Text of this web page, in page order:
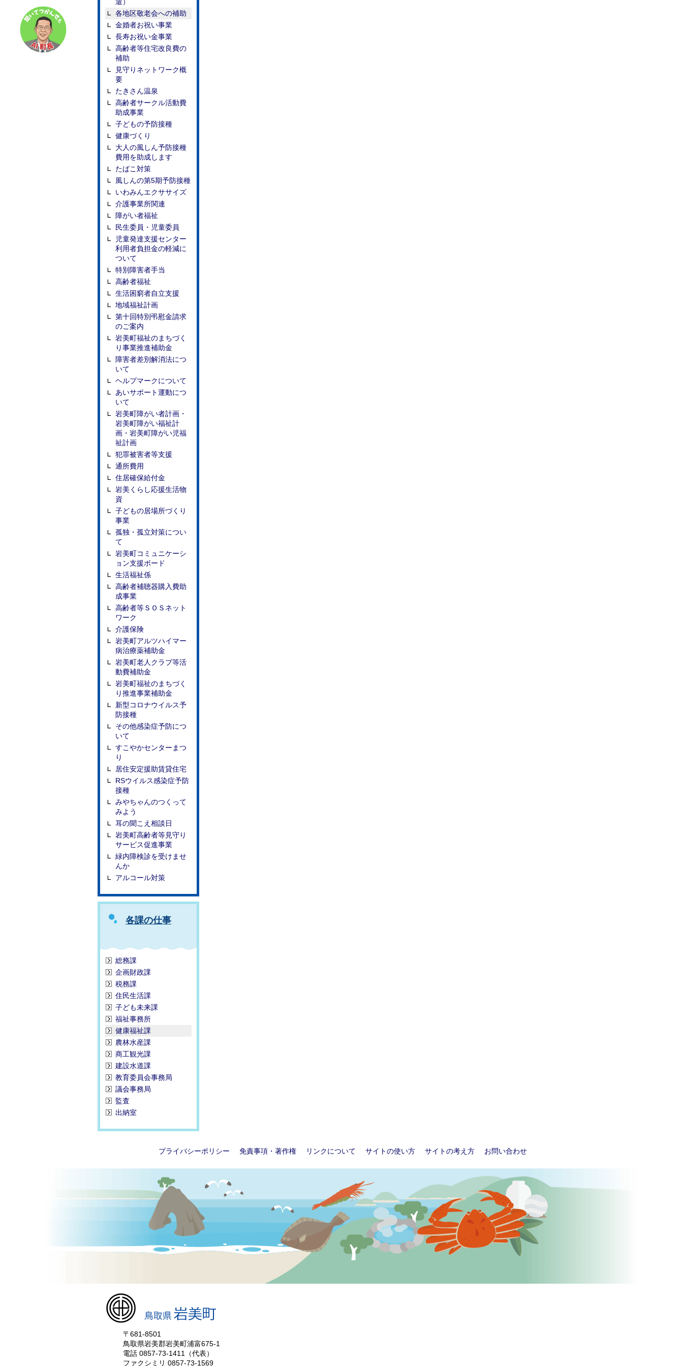
各地区敬老会への補助
金婚者お祝い事業
長寿お祝い金事業
高齢者等住宅改良費の
補助
見守りネットワーク概
要
たきさん温泉
高齢者サークル活動費
助成事業
子どもの予防接種
健康づくり
大人の風しん予防接種
費用を助成します
たばこ対策
風しんの第5期予防接種
いわみんエクササイズ
介護事業所関連
障がい者福祉
民生委員・児童委員
児童発達支援センター
利用者負担金の軽減に
ついて
特別障害者手当
高齢者福祉
生活困窮者自立支援
地域福祉計画
第十回特別弔慰金請求
のご案内
岩美町福祉のまちづく
り事業推進補助金
障害者差別解消法につ
いて
ヘルプマークについて
あいサポート運動につ
いて
岩美町障がい者計画・
岩美町障がい福祉計
画・岩美町障がい児福
祉計画
犯罪被害者等支援
通所費用
住居確保給付金
岩美くらし応援生活物
資
子どもの居場所づくり
事業
孤独・孤立対策につい
て
岩美町コミュニケーシ
ョン支援ボード
生活福祉係
高齢者補聴器購入費助
成事業
高齢者等ＳＯＳネット
ワーク
介護保険
岩美町アルツハイマー
病治療薬補助金
岩美町老人クラブ等活
動費補助金
岩美町福祉のまちづく
り推進事業補助金
新型コロナウイルス予
防接種
その他感染症予防につ
いて
すこやかセンターまつ
り
居住安定援助賃貸住宅
RSウイルス感染症予防
接種
みやちゃんのつくって
みよう
耳の聞こえ相談日
岩美町高齢者等見守り
サービス促進事業
緑内障検診を受けませ
んか
アルコール対策
各課の仕事
総務課
企画財政課
税務課
住民生活課
子ども未来課
福祉事務所
健康福祉課
農林水産課
商工観光課
建設水道課
教育委員会事務局
議会事務局
監査
出納室
プライバシーポリシー 免責事項・著作権 リンクについて サイトの使い方 サイトの考え方 お問い合わせ
〒681-8501
鳥取県岩美郡岩美町浦富675-1
電話 0857-73-1411（代表）
ファクシミリ 0857-73-1569